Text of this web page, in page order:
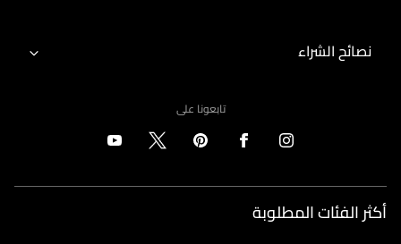
نصائح الشراء
تابعونا على
أكثر الفئات المطلوبة